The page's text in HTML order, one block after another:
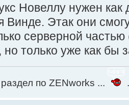
Новеллу нужен как
Винде. Этак они
серверной
только уже как бы
по ZENworks ...